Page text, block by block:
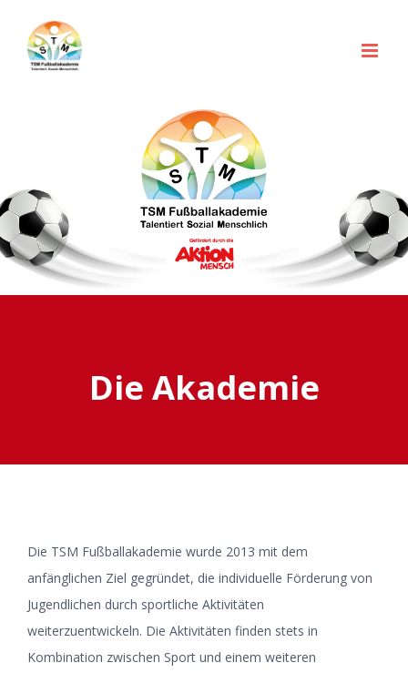
Inhalt
springen
nach:
Die Akademie
Die TSM Fußballakademie wurde 2013 mit dem
anfänglichen Ziel gegründet, die individuelle Förderung von
Jugendlichen durch sportliche Aktivitäten
weiterzuentwickeln. Die Aktivitäten finden stets in
Kombination zwischen Sport und einem weiteren